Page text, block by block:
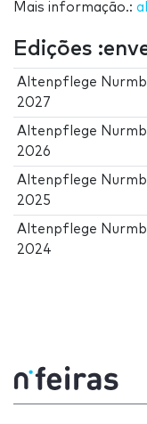
Mais informação.:
Edições
Altenpflege
2027
Altenpflege
2026
Altenpflege
2025
Altenpflege
2024